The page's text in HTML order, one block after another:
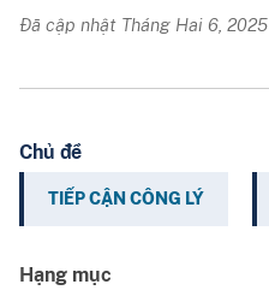
Đã cập nhật Tháng Hai 6, 2025
Chủ đề
TIẾP CẬN CÔNG LÝ
Hạng mục